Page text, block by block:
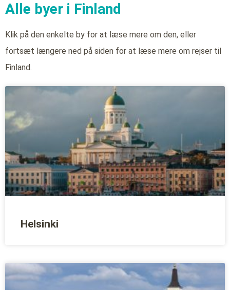
Alle byer i Finland
Klik på den enkelte by for at læse mere om den, eller
fortsæt længere ned på siden for at læse mere om rejser til
Finland.
Helsinki